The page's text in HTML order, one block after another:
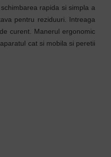
rapida si simpla a
pentru reziduuri. Intreaga
curent. Manerul ergonomic
cat si mobila si peretii